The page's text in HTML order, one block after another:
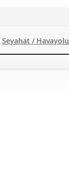
Seyahat / Havayolu